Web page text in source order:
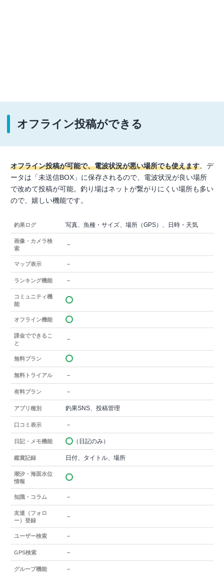
オフライン投稿ができる
オフライン投稿が可能で、電波状況が悪い場所でも使えます。デ
ータは「未送信BOX」に保存されるので、電波状況が良い場所
で改めて投稿が可能。釣り場はネットが繋がりにくい場所も多い
ので、嬉しい機能です。
釣果ログ 写真、魚種・サイズ、場所（GPS）、日時・天気
画像・カメラ検
索
－
マップ表示 －
ランキング機能 －
コミュニティ機
能
オフライン機能
課金でできるこ
と
－
無料プラン
無料トライアル －
有料プラン －
アプリ種別 釣果SNS、投稿管理
口コミ表示 －
日記・メモ機能 （日記のみ）
鑑賞記録 日付、タイトル、場所
潮汐・海面水位
情報
知識・コラム －
友達（フォロ
ー）登録
－
ユーザー検索 －
GPS検索 －
グループ機能 －